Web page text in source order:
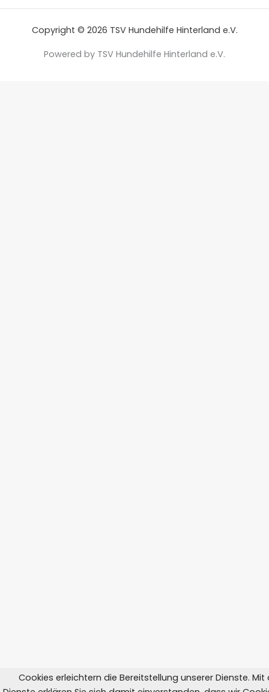
Copyright © 2026 TSV Hundehilfe Hinterland e.V.
Powered by TSV Hundehilfe Hinterland e.V.
Cookies erleichtern die Bereitstellung unserer Dienste. Mit